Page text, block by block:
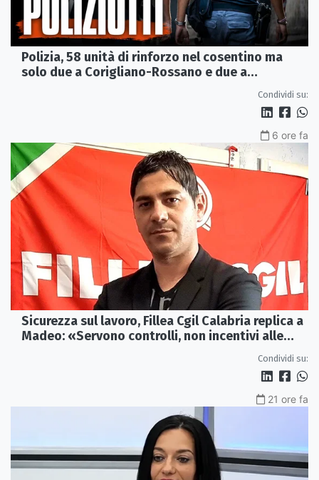
Polizia, 58 unità di rinforzo nel cosentino ma
solo due a Corigliano-Rossano e due a
Condividi su:
6 ore fa
Sicurezza sul lavoro, Fillea Cgil Calabria replica a
Madeo: «Servono controlli, non incentivi alle
Condividi su:
21 ore fa